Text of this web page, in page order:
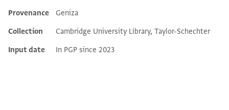
Additional metadata
Provenance
Geniza
Collection
Cambridge University Library, Taylor-Schechter
Input date
In PGP since 2023